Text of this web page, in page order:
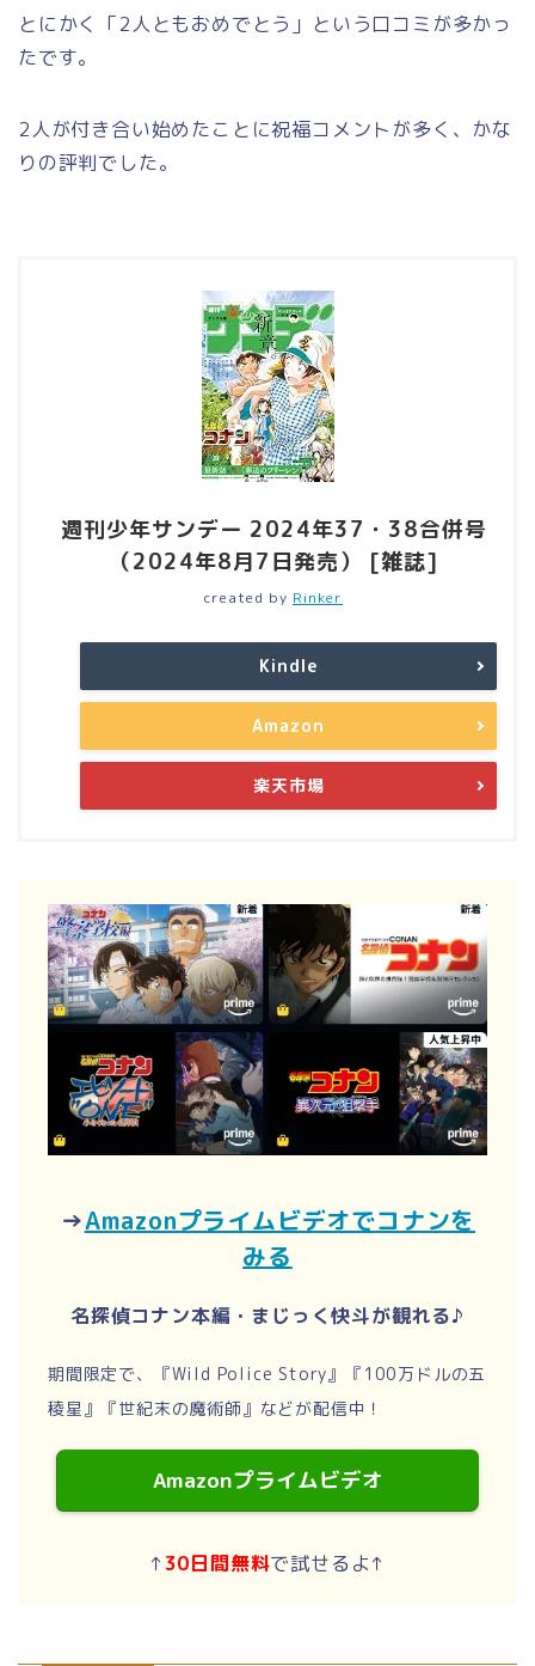
とにかく「2人ともおめでとう」という口コミが多かっ
たです。
2人が付き合い始めたことに祝福コメントが多く、かな
りの評判でした。
週刊少年サンデー 2024年37・38合併号
（2024年8月7日発売） [雑誌]
created by Rinker
Kindle
Amazon
楽天市場
→Amazonプライムビデオでコナンを
みる
名探偵コナン本編・まじっく快斗が観れる♪
期間限定で、『Wild Police Story』『100万ドルの五
稜星』『世紀末の魔術師』などが配信中！
Amazonプライムビデオ
↑ 30日間無料で試せるよ↑